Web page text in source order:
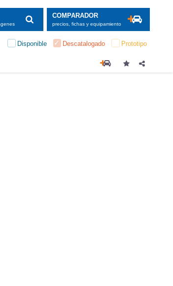
COMPARADOR
precios, fichas y equipamiento
Disponible Descatalogado Prototipo